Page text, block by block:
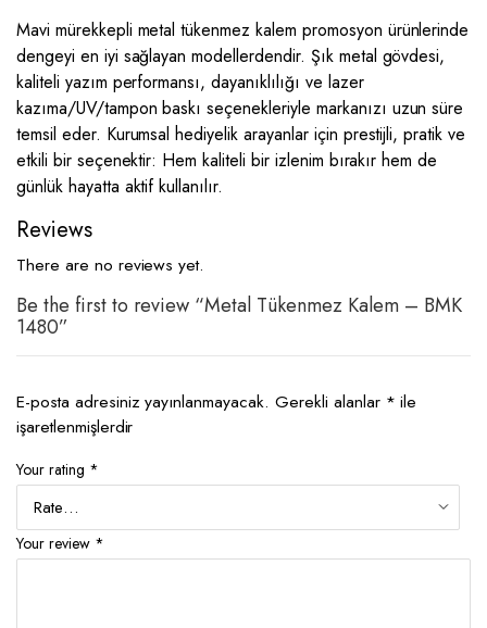
Mavi mürekkepli metal tükenmez kalem promosyon ürünlerinde
dengeyi en iyi sağlayan modellerdendir. Şık metal gövdesi,
kaliteli yazım performansı, dayanıklılığı ve lazer
kazıma/UV/tampon baskı seçenekleriyle markanızı uzun süre
temsil eder. Kurumsal hediyelik arayanlar için prestijli, pratik ve
etkili bir seçenektir: Hem kaliteli bir izlenim bırakır hem de
günlük hayatta aktif kullanılır.
Reviews
There are no reviews yet.
Be the first to review “Metal Tükenmez Kalem – BMK
1480”
E-posta adresiniz yayınlanmayacak. Gerekli alanlar * ile
işaretlenmişlerdir
Your rating *
Your review *